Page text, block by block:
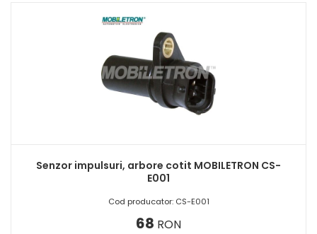
Senzor impulsuri, arbore cotit MOBILETRON CS-
E001
Cod producator: CS-E001
68 RON